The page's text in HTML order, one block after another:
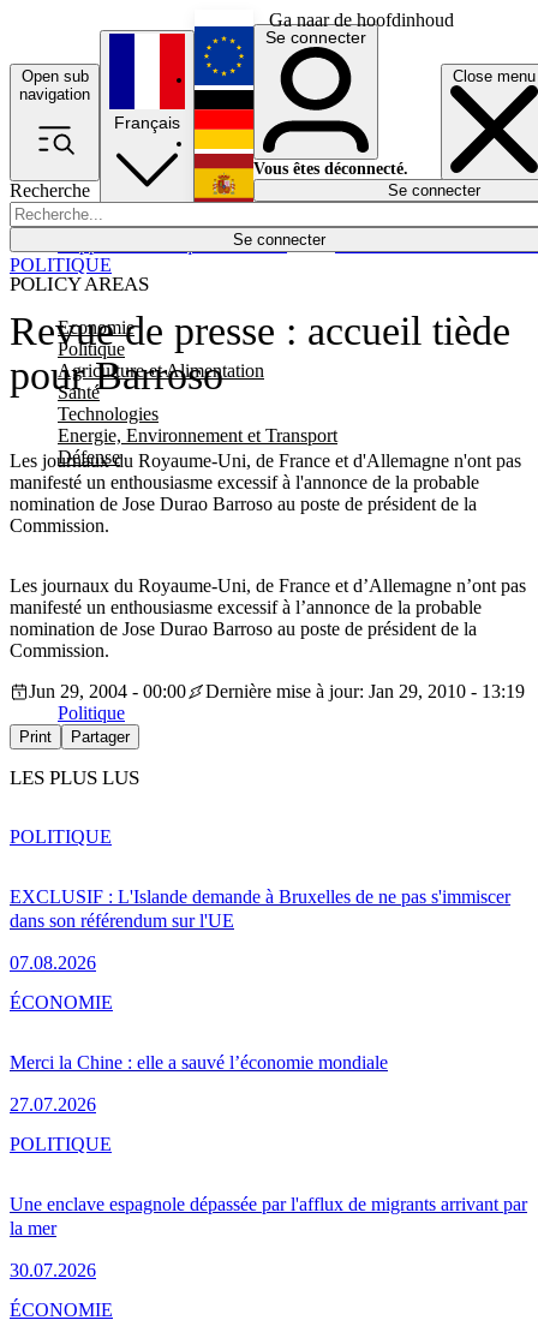
Ga naar de hoofdinhoud
Open sub
navigation
Close menu
Recherche
Se connecter
POLICY AREAS
Economie
Politique
Agriculture et Alimentation
Santé
Technologies
Energie, Environnement et Transport
Défense
Économie
Français
English
Deutsch
Español
Se connecter
Vous êtes déconnecté.
Se connecter
Revue de presse : accueil tiède
pour Barroso
Les journaux du Royaume-Uni, de France et d'Allemagne n'ont pas
manifesté un enthousiasme excessif à l'annonce de la probable
nomination de Jose Durao Barroso au poste de président de la
Commission.
POLITIQUE
Les journaux du Royaume-Uni, de France et d’Allemagne n’ont pas
manifesté un enthousiasme excessif à l’annonce de la probable
nomination de Jose Durao Barroso au poste de président de la
Commission.
Jun 29, 2004 - 00:00
Dernière mise à jour: Jan 29, 2010 - 13:19
Politique
Print Partager
LES PLUS LUS
EXCLUSIF : L'Islande demande à Bruxelles de ne pas s'immiscer
dans son référendum sur l'UE
07.08.2026
POLITIQUE
Merci la Chine : elle a sauvé l’économie mondiale
27.07.2026
ÉCONOMIE
Une enclave espagnole dépassée par l'afflux de migrants arrivant par
la mer
30.07.2026
POLITIQUE
ÉCONOMIE